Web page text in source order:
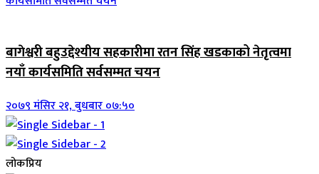
बागेश्वरी बहुउद्देश्यीय सहकारीमा रतन सिंह खडकाको नेतृत्वमा
नयाँ कार्यसमिति सर्वसम्मत चयन
२०७९ मंसिर २१, बुधबार ०७:५०
लोकप्रिय